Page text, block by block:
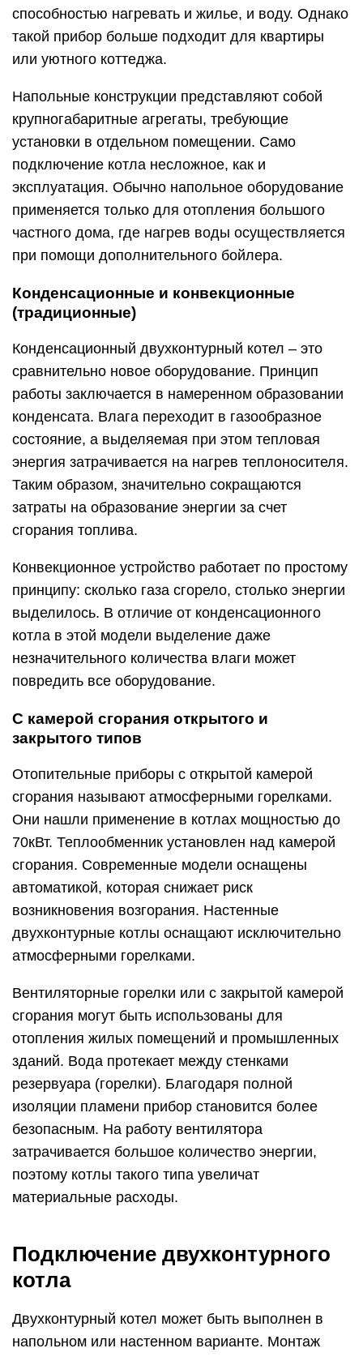
способностью нагревать и жилье, и воду. Однако
такой прибор больше подходит для квартиры
или уютного коттеджа.
Напольные конструкции представляют собой
крупногабаритные агрегаты, требующие
установки в отдельном помещении. Само
подключение котла несложное, как и
эксплуатация. Обычно напольное оборудование
применяется только для отопления большого
частного дома, где нагрев воды осуществляется
при помощи дополнительного бойлера.
Конденсационные и конвекционные
(традиционные)
Конденсационный двухконтурный котел – это
сравнительно новое оборудование. Принцип
работы заключается в намеренном образовании
конденсата. Влага переходит в газообразное
состояние, а выделяемая при этом тепловая
энергия затрачивается на нагрев теплоносителя.
Таким образом, значительно сокращаются
затраты на образование энергии за счет
сгорания топлива.
Конвекционное устройство работает по простому
принципу: сколько газа сгорело, столько энергии
выделилось. В отличие от конденсационного
котла в этой модели выделение даже
незначительного количества влаги может
повредить все оборудование.
С камерой сгорания открытого и
закрытого типов
Отопительные приборы с открытой камерой
сгорания называют атмосферными горелками.
Они нашли применение в котлах мощностью до
70кВт. Теплообменник установлен над камерой
сгорания. Современные модели оснащены
автоматикой, которая снижает риск
возникновения возгорания. Настенные
двухконтурные котлы оснащают исключительно
атмосферными горелками.
Вентиляторные горелки или с закрытой камерой
сгорания могут быть использованы для
отопления жилых помещений и промышленных
зданий. Вода протекает между стенками
резервуара (горелки). Благодаря полной
изоляции пламени прибор становится более
безопасным. На работу вентилятора
затрачивается большое количество энергии,
поэтому котлы такого типа увеличат
материальные расходы.
Подключение двухконтурного
котла
Двухконтурный котел может быть выполнен в
напольном или настенном варианте. Монтаж